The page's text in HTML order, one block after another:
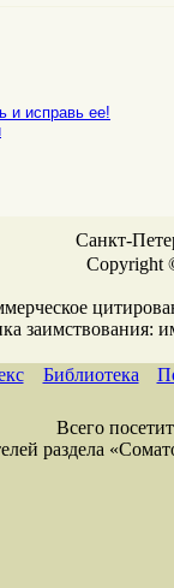
и исправь ее!
Санкт-
Copyright
заимствования:
Библиотека
Всего
раздела